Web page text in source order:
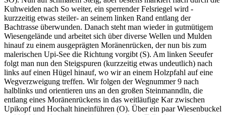
Kuhweiden nach So weiter, ein sperrender Felsriegel wird -
kurzzeitig etwas steiler- an seinem linken Rand entlang der
Bachtrasse überwunden. Danach steht man wieder in gutmütigem
Wiesengelände und arbeitet sich über diverse Wellen und Mulden
hinauf zu einem ausgeprägten Moränenrücken, der nun bis zum
malerischen Upi-See die Richtung vorgibt (S). Am linken Seeufer
folgt man nun den Steigspuren (kurzzeitig etwas undeutlich) nach
links auf einen Hügel hinauf, wo wir an einem Holzpfahl auf eine
Wegverzweigung treffen. Wir folgen der Wegnummer 9 nach
halblinks und orientieren uns an den großen Steinmanndln, die
entlang eines Moränenrückens in das weitläufige Kar zwischen
Upikopf und Hochalt hineinführen (O). Über ein paar Wiesenbuckel